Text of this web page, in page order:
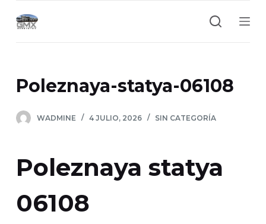
a
e
Poleznaya-statya-06108
WADMINE 4 JULIO, 2026 SIN CATEGORÍA
Poleznaya statya
06108